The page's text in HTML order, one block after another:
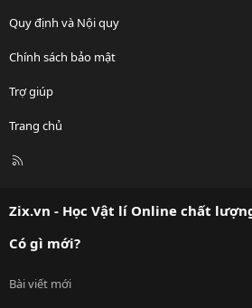
Quy định và Nội quy
Chính sách bảo mật
Trợ giúp
Trang chủ
R
Zix.vn - Học Vật lí Online chất
Có gì mới?
Bài viết mới